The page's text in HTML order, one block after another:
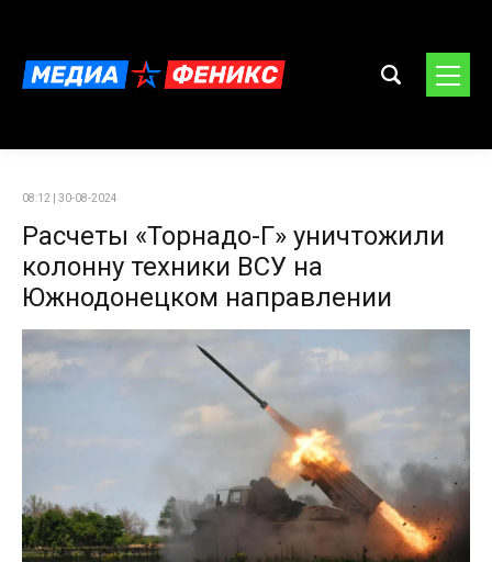
08:12 | 30-08-2024
Расчеты «Торнадо-Г» уничтожили
колонну техники ВСУ на
Южнодонецком направлении